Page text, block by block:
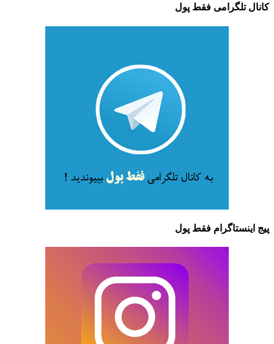
کانال تلگرامی فقط پول
پیج اینستاگرام فقط پول